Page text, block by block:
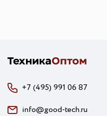
+7 (495) 991 06 87
info@good-tech.ru